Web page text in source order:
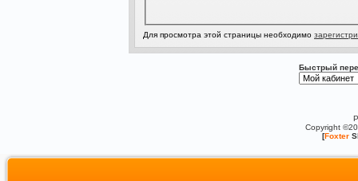
Для просмотра этой страницы необходимо
Быстрый
Copyright
[Foxter